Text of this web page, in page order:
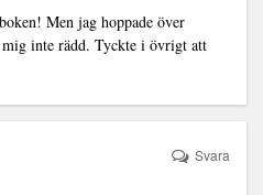
Men jag hoppade över
inte rädd. Tyckte i övrigt att
Svara